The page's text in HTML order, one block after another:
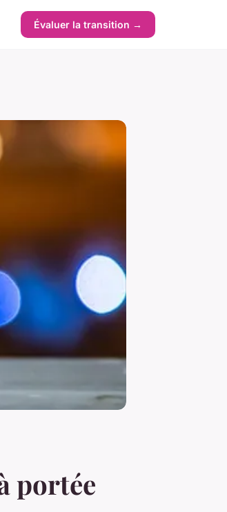
Évaluer la transition →
portée